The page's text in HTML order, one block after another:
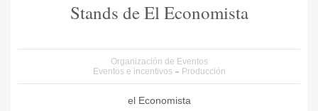
Stands de El Economista
Organización de Eventos
Eventos e incentivos
Producción
el Economista